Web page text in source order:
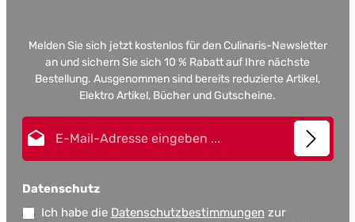
Melden Sie sich jetzt kostenlos für den Culinaris-Newsletter
an und sichern Sie sich 10 % Rabatt auf Ihre nächste
Bestellung. Ausgenommen sind bereits reduzierte Artikel,
Elektro Artikel, Bücher und Gutscheine.
Datenschutz
Ich habe die Datenschutzbestimmungen zur